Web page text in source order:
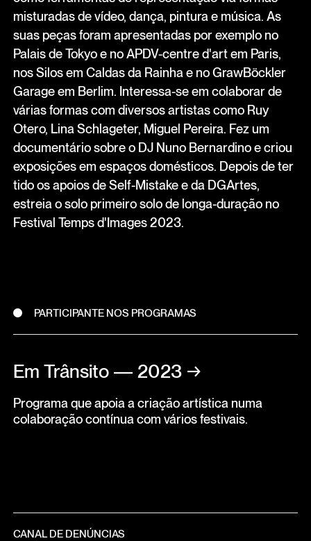
misturadas de vídeo, dança, pintura e música. As
suas peças foram apresentadas por exemplo no
Palais de Tokyo e no APDV-centre d'art em Paris,
nos Silos em Caldas da Rainha e no GrawBöckler
Garage em Berlim. Interessa-se em colaborar de
várias formas com diversos artistas como Ruy
Otero, Lina Schlageter, Miguel Pereira. Fez um
documentário sobre o DJ Nuno Bernardino e criou
exposições em espaços domésticos. Depois de ter
tido os apoios de Self-Mistake e da DGArtes,
estreia o solo primeiro solo de longa-duração no
Festival Temps d'Images 2023.
PARTICIPANTE NOS PROGRAMAS
Em Trânsito — 2023 →
Programa que apoia a criação artística numa
colaboração contínua com vários festivais.
CANAL DE DENÚNCIAS